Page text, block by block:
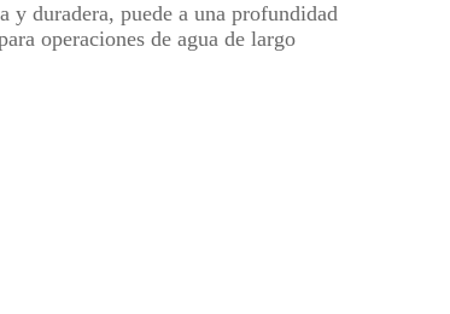
y duradera, puede a una profundidad
operaciones de agua de largo